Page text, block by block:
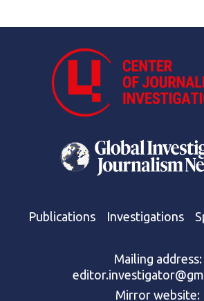
Publications Investigations
Mailing address:
Mirror website: